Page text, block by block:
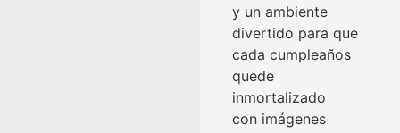
y un ambiente
divertido para que
cada cumpleaños
quede
inmortalizado
con imágenes